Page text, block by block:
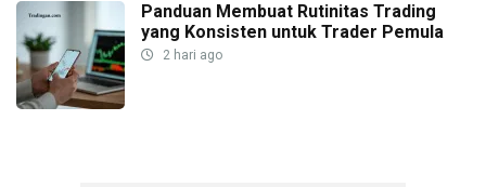
Panduan Membuat Rutinitas Trading
yang Konsisten untuk Trader Pemula
2 hari ago